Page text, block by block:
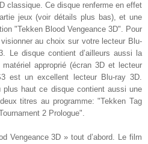
classique. Ce disque renferme en effet
jeux (voir détails plus bas), et une
"Tekken Blood Vengeance 3D". Pour
au choix sur votre lecteur Blu-
Le disque contient d’ailleurs aussi la
approprié (écran 3D et lecteur
est un excellent lecteur Blu-ray 3D.
haut ce disque contient aussi une
titres au programme: "Tekken Tag
2 Prologue".
Vengeance 3D » tout d’abord. Le film